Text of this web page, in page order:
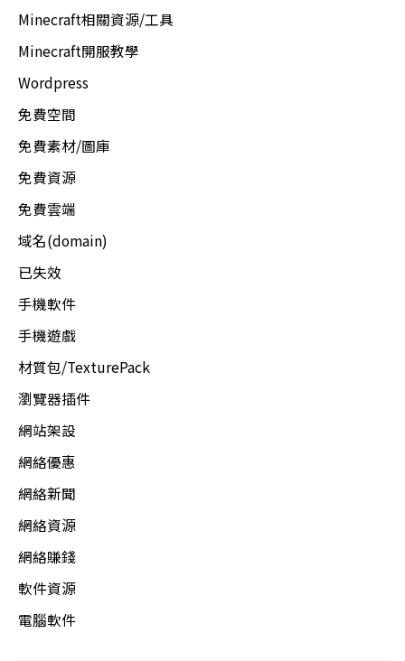
Minecraft相關資源/工具
Minecraft開服教學
Wordpress
免費空間
免費素材/圖庫
免費資源
免費雲端
域名(domain)
已失效
手機軟件
手機遊戲
材質包/TexturePack
瀏覽器插件
網站架設
網絡優惠
網絡新聞
網絡資源
網絡賺錢
軟件資源
電腦軟件